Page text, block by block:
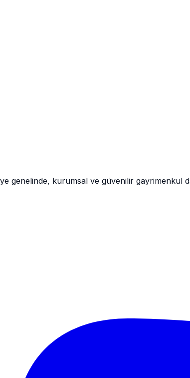
genelinde, kurumsal ve güvenilir gayrimenkul